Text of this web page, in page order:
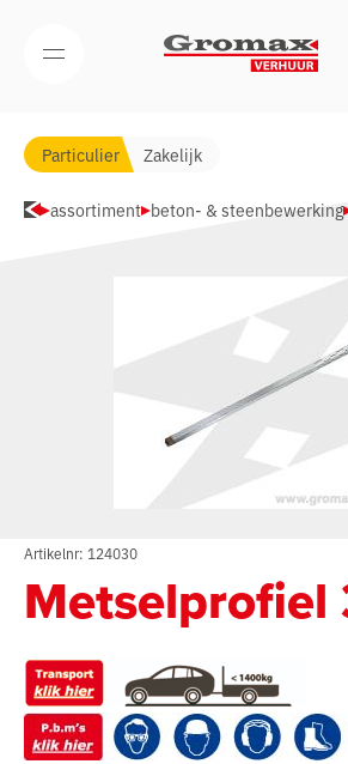
Open/Sluit mobiel menu
Particulier Zakelijk
assortiment beton- & steenbewerking
Artikelnr: 124030
Metselprofiel